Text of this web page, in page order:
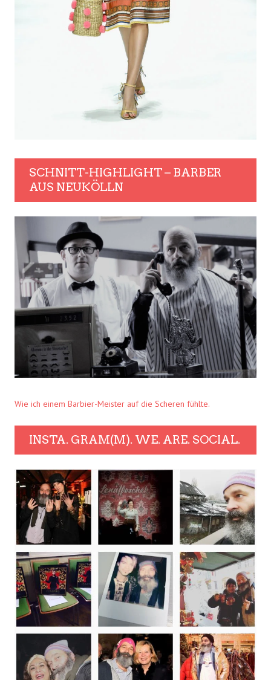
SCHNITT-HIGHLIGHT – BARBER
AUS NEUKÖLLN
Wie ich einem Barbier-Meister auf die Scheren fühlte.
INSTA. GRAM(M). WE. ARE. SOCIAL.